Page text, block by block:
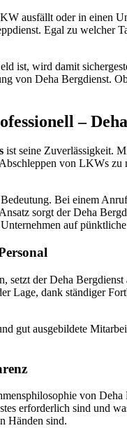
ausfällt oder in einen
Egal zu welcher
ist, wird damit
von Deha Bergdienst.
–
ist seine Zuverlässigkeit.
von LKWs
Bei einem
sorgt der Deha
auf
setzt der Deha
Lage, dank ständiger
gut ausgebildete
von
erforderlich sind und
Händen sind.